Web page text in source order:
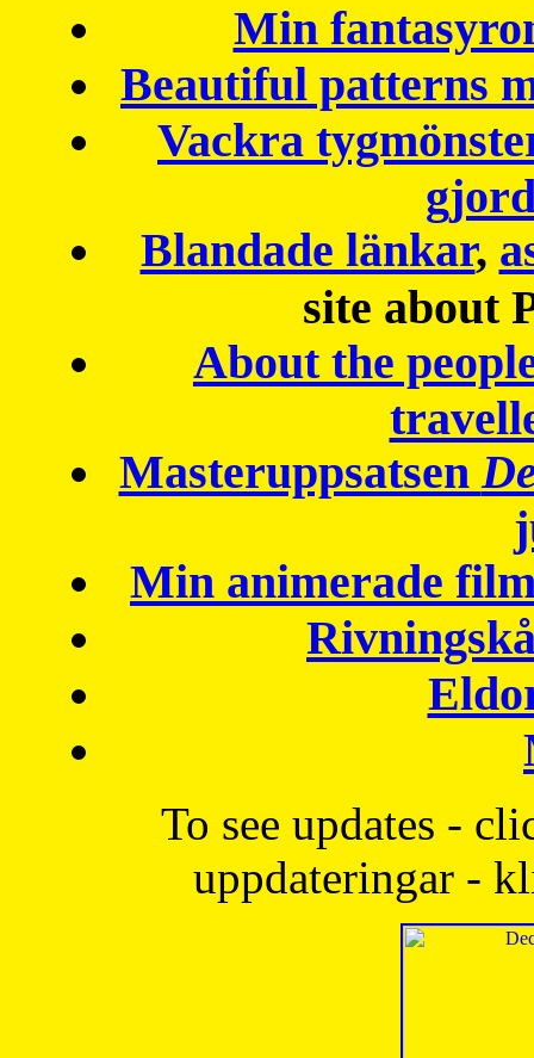
Min
Beautiful patterns
Vackra
Blandade länkar,
site about
About the
Masteruppsatsen
Min animerade
To see updates -
uppdateringar -